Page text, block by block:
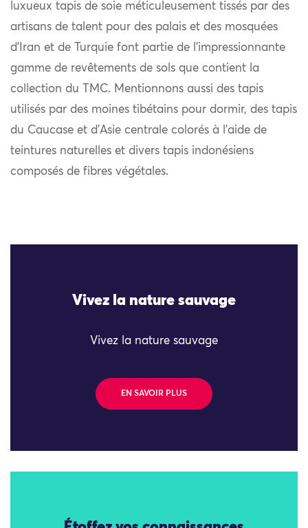
luxueux tapis de soie méticuleusement tissés par des
artisans de talent pour des palais et des mosquées
d’Iran et de Turquie font partie de l’impressionnante
gamme de revêtements de sols que contient la
collection du TMC. Mentionnons aussi des tapis
utilisés par des moines tibétains pour dormir, des tapis
du Caucase et d’Asie centrale colorés à l’aide de
teintures naturelles et divers tapis indonésiens
composés de fibres végétales.
Vivez la nature sauvage
Vivez la nature sauvage
EN SAVOIR PLUS